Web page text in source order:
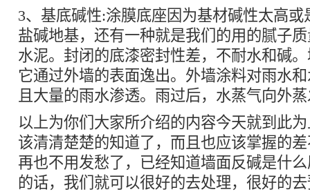
3、基底碱性:涂膜底座因为基材碱性太高
盐碱地基，还有一种就是我们的用的腻子
水泥。封闭的底漆密封性差，不耐水和碱
它通过外墙的表面逸出。外墙涂料对雨水
且大量的雨水渗透。雨过后，水蒸气向外
以上为你们大家所介绍的内容今天就到此
该清清楚楚的知道了，而且也应该掌握的
再也不用发愁了，已经知道墙面反碱是什
的话，我们就可以很好的去处理，很好的